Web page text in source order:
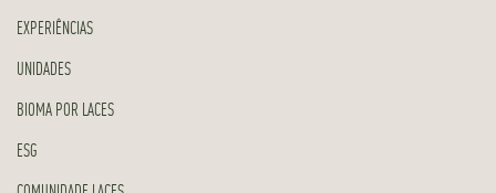
EXPERIÊNCIAS
UNIDADES
BIOMA POR LACES
ESG